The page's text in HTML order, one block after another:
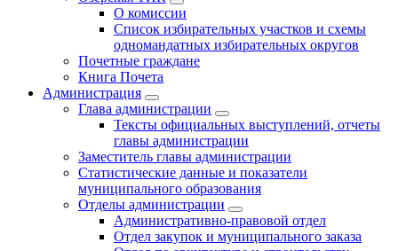
О комиссии
Список избирательных участков и схемы
одномандатных избирательных округов
Почетные граждане
Книга Почета
Администрация
Глава администрации
Тексты официальных выступлений, отчеты
главы администрации
Заместитель главы администрации
Статистические данные и показатели
муниципального образования
Отделы администрации
Административно-правовой отдел
Отдел закупок и муниципального заказа